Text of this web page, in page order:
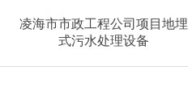
凌海市市政工程公司项目地埋
式污水处理设备